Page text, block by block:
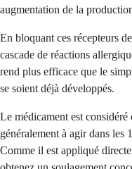
augmentation de la
En bloquant ces récepteurs
cascade de réactions
rend plus efficace que le
se soient déjà développés.
Le médicament est
généralement à agir dans
Comme il est appliqué